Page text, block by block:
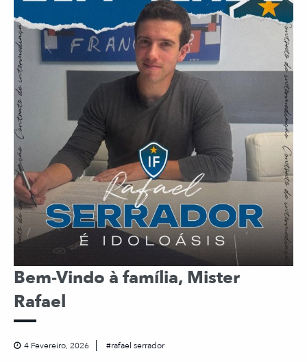
Bem-Vindo à família, Mister
Rafael
4 Fevereiro, 2026 rafael serrador